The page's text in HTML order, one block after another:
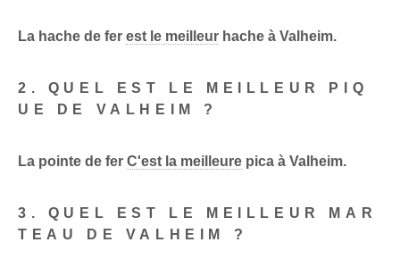
La hache de fer est le meilleur hache à Valheim.
2. QUEL EST LE MEILLEUR PIQ
UE DE VALHEIM ?
La pointe de fer C'est la meilleure pica à Valheim.
3. QUEL EST LE MEILLEUR MAR
TEAU DE VALHEIM ?